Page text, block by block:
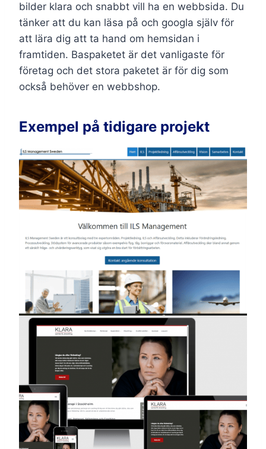
bilder klara och snabbt vill ha en webbsida. Du
tänker att du kan läsa på och googla själv för
att lära dig att ta hand om hemsidan i
framtiden. Baspaketet är det vanligaste för
företag och det stora paketet är för dig som
också behöver en webbshop.
Exempel på tidigare projekt